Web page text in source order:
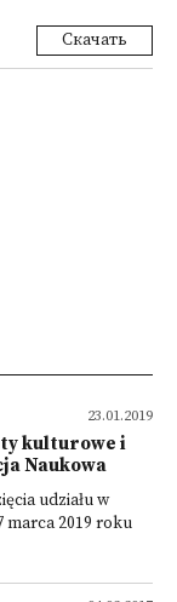
Скачать
23.01.2019
kulturowe i
Naukowa
udziału w
marca 2019 roku